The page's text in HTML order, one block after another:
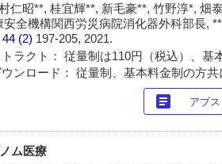
仁昭**, 桂宜輝**, 新毛豪**, 竹野淳*, 畑
安全機構関西労災病院消化器外科部長,
44 (2) 197-205, 2021.
ラクト： 従量制は110円（税込）、基
ンロード： 従量制、基本料金制の方共
article アブ
ム医療